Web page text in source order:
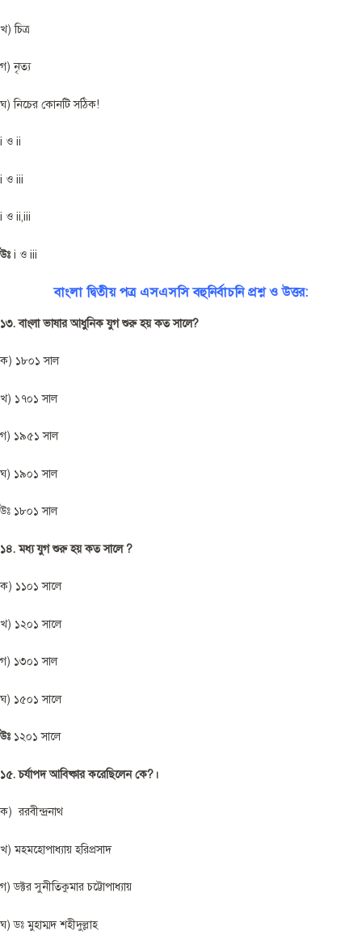
খ) চিত্র
গ) নৃত্য
ঘ) নিচের কোনটি সঠিক!
i ও ii
i ও iii
i ও ii,iii
উঃ i ও iii
বাংলা দ্বিতীয় পত্র এসএসসি বহুনির্বাচনি প্রশ্ন ও উত্তর:
১৩. বাংলা ভাষার আধুনিক যুগ শুরু হয় কত সালে?
ক) ১৮০১ সাল
খ) ১৭০১ সাল
গ) ১৯৫১ সাল
ঘ) ১৯০১ সাল
উঃ ১৮০১ সাল
১৪. মধ্য যুগ শুরু হয় কত সালে ?
ক) ১১০১ সালে
খ) ১২০১ সালে
গ) ১৩০১ সাল
ঘ) ১৫০১ সালে
উঃ ১২০১ সালে
১৫. চর্যাপদ আবিষ্কার করেছিলেন কে?।
ক) ররবীন্দ্রনাথ
খ) মহমহোপাধ্যায় হরিপ্রসাদ
গ) ডক্টর সুনীতিকুমার চট্টোপাধ্যায়
ঘ) ডঃ মুহাম্মদ শহীদুল্লাহ